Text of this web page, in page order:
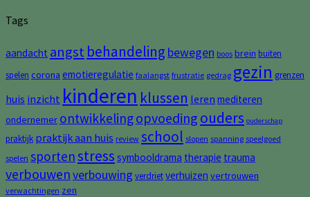
Tags
aandacht angst behandeling bewegen boos brein buiten
spelen corona emotieregulatie faalangst frustratie gedrag gezin grenzen
huis inzicht kinderen klussen leren mediteren
ondernemer ontwikkelingopvoeding ouders ouderschap
praktijk praktijk aan huis review school slopen spanning speelgoed
spelen sportenstress symbooldrama therapie trauma
verbouwenverbouwing verdrietverhuizen vertrouwen
verwachtingen zen